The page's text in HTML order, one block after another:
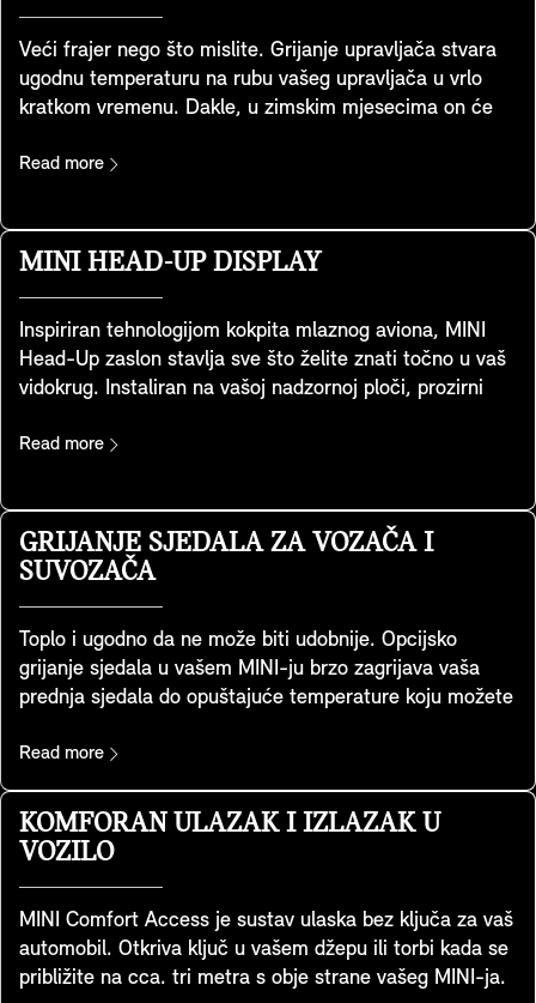
Veći frajer nego što mislite. Grijanje upravljača stvara
ugodnu temperaturu na rubu vašeg upravljača u vrlo
kratkom vremenu. Dakle, u zimskim mjesecima on će
svakodnevno putovanje na posao ili putovanjem mnogo
prihvatljivosti, to je također super karakteristika. Puno
učinkovitije nego grijati cijelu unutrašnjost, pogotovo na
Read more
MINI HEAD-UP DISPLAY
Inspiriran tehnologijom kokpita mlaznog aviona, MINI
Head-Up zaslon stavlja sve što želite znati točno u vaš
vidokrug. Instaliran na vašoj nadzornoj ploči, prozirni
vožnje, karte, značajke pomoći vozaču i detalji o zabavi.
slike čak i u jarko osvijetljenim okruženjima. Možete
jednostavno prilagoditi visinu i svjetlinu, a informacije
koje prikazuje možete prilagoditi vašim potrebama.
holističkom iskustvu – i ostali u potpunosti fokusirani na
vožnju.
Read more
GRIJANJE SJEDALA ZA VOZAČA I
SUVOZAČA
Toplo i ugodno da ne može biti udobnije. Opcijsko
grijanje sjedala u vašem MINI-ju brzo zagrijava vaša
prednja sjedala do opuštajuće temperature koju možete
kada je vani hladno. Grije vaš jastuk sjedala i cijelu
kontaktnu površinu naslona za pružanje svekolike
udobnosti. Osim toga, toplina se može distribuirati kako
god želite jednostavnim korištenjem kontrolnog zaslona.
Read more
KOMFORAN ULAZAK I IZLAZAK U
VOZILO
MINI Comfort Access je sustav ulaska bez ključa za vaš
automobil. Otkriva ključ u vašem džepu ili torbi kada se
približite na cca. tri metra s obje strane vašeg MINI-ja.